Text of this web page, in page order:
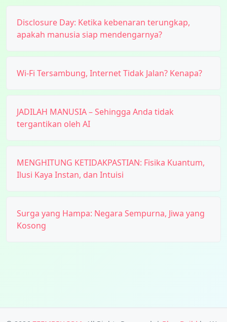
Disclosure Day: Ketika kebenaran terungkap,
apakah manusia siap mendengarnya?
Wi-Fi Tersambung, Internet Tidak Jalan? Kenapa?
JADILAH MANUSIA – Sehingga Anda tidak
tergantikan oleh AI
MENGHITUNG KETIDAKPASTIAN: Fisika Kuantum,
Ilusi Kaya Instan, dan Intuisi
Surga yang Hampa: Negara Sempurna, Jiwa yang
Kosong